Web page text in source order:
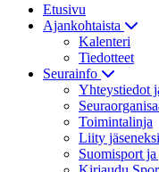
Etusivu
Ajankohtaista
Kalenteri
Tiedotteet
Seurainfo
Yhteystiedot
Toimintalinja
Liity jäseneksi
Suomisport